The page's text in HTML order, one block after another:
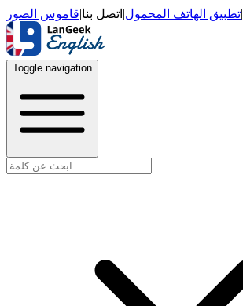
|تطبيق الهاتف المحمول| اتصل بنا|قاموس الصور
Toggle navigation